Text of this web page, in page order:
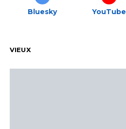
Bluesky YouTube
VIEUX